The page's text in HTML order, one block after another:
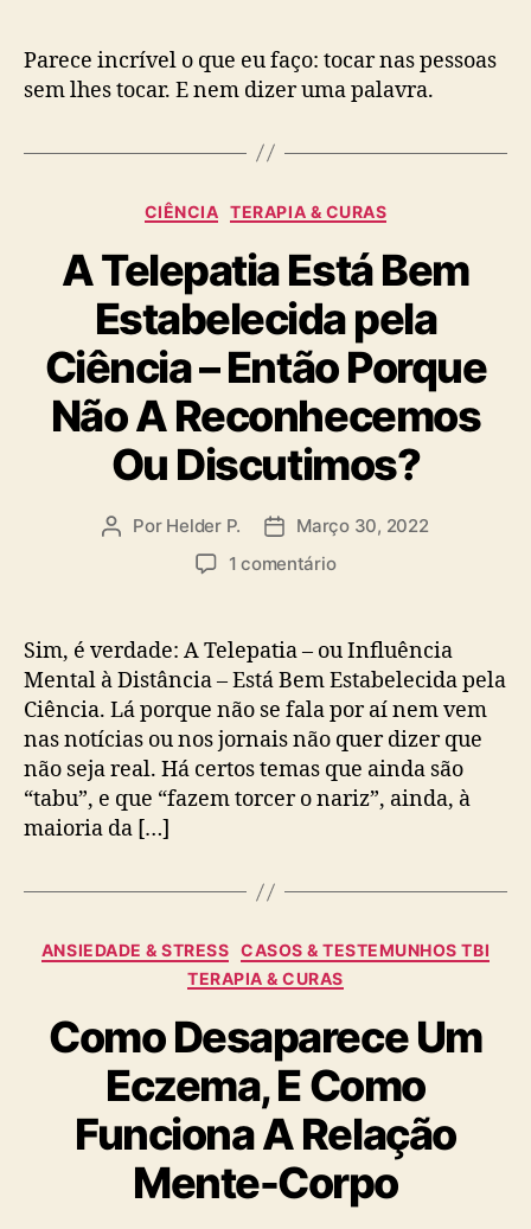
Parece incrível o que eu faço: tocar nas pessoas
sem lhes tocar. E nem dizer uma palavra.
Categorias
CIÊNCIA TERAPIA & CURAS
A Telepatia Está Bem
Estabelecida pela
Ciência – Então Porque
Não A Reconhecemos
Ou Discutimos?
Autor
Por Helder P.
DataMarço 30, 2022
1 comentárioem
Está
Bem
Estabelecida
pela
Ciência
–
Então
Discutimos?
Sim, é verdade: A Telepatia – ou Influência
Mental à Distância – Está Bem Estabelecida pela
Ciência. Lá porque não se fala por aí nem vem
nas notícias ou nos jornais não quer dizer que
não seja real. Há certos temas que ainda são
“tabu”, e que “fazem torcer o nariz”, ainda, à
maioria da […]
Categorias
ANSIEDADE & STRESS
CASOS & TESTEMUNHOS TBI
TERAPIA & CURAS
Como Desaparece Um
Eczema, E Como
Funciona A Relação
Mente-Corpo